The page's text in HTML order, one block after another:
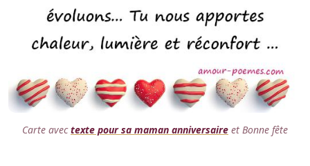
Carte avectexte pour sa maman anniversaire et Bonne fête